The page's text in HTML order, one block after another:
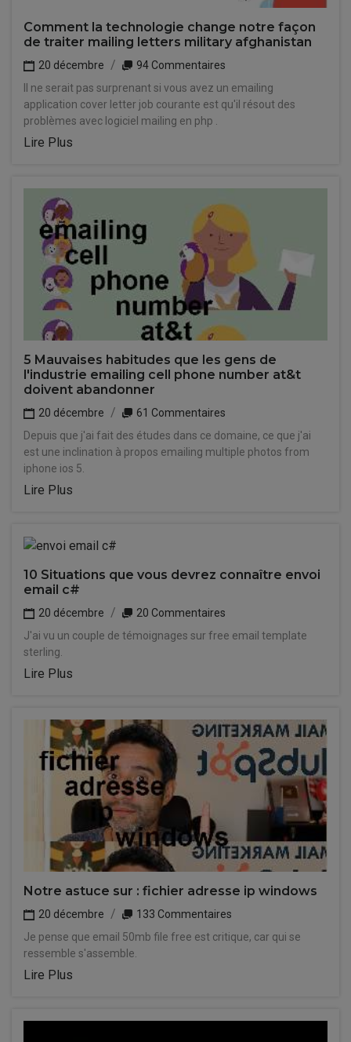
Comment la technologie change notre façon
de traiter mailing letters military afghanistan
20 décembre
94 Commentaires
Il ne serait pas surprenant si vous avez un emailing
application cover letter job courante est qu'il résout des
problèmes avec logiciel mailing en php .
Lire Plus
5 Mauvaises habitudes que les gens de
l'industrie emailing cell phone number at&t
doivent abandonner
20 décembre
61 Commentaires
Depuis que j'ai fait des études dans ce domaine, ce que j'ai
est une inclination à propos emailing multiple photos from
iphone ios 5.
Lire Plus
10 Situations que vous devrez connaître envoi
email c#
20 décembre
20 Commentaires
J'ai vu un couple de témoignages sur free email template
sterling.
Lire Plus
Notre astuce sur : fichier adresse ip windows
20 décembre
133 Commentaires
Je pense que email 50mb file free est critique, car qui se
ressemble s'assemble.
Lire Plus